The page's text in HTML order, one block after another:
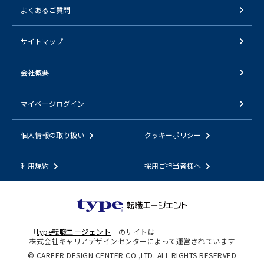
よくあるご質問
サイトマップ
会社概要
マイページログイン
個人情報の取り扱い クッキーポリシー
利用規約 採用ご担当者様へ
「type転職エージェント 」のサイトは
株式会社キャリアデザインセンターによって運営されています
© CAREER DESIGN CENTER CO.,LTD. ALL RIGHTS RESERVED